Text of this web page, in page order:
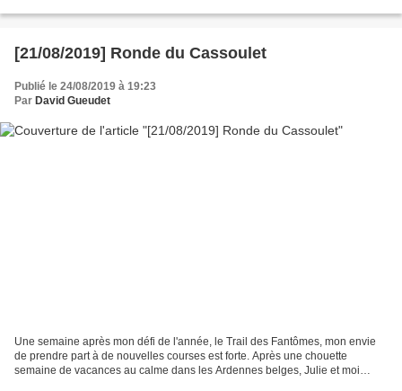
[21/08/2019] Ronde du Cassoulet
Publié le 24/08/2019 à 19:23
Par David Gueudet
Une semaine après mon défi de l'année, le Trail des Fantômes, mon envie
de prendre part à de nouvelles courses est forte. Après une chouette
semaine de vacances au calme dans les Ardennes belges, Julie et moi